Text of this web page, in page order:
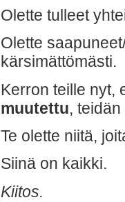
Olette tulleet
Olette
kärsimättömästi.
Kerron teille nyt,
muutettu,
Te olette niitä,
Siinä on kaikki.
Kiitos.